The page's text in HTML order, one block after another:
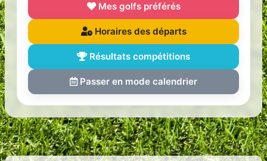
Mes golfs préférés
Horaires des départs
Résultats compétitions
Passer en mode calendrier